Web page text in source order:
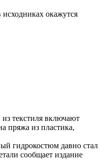
окажутся
текстиля включают
пряжа из пластика,
гидрокостюм давно стал
сообщает издание